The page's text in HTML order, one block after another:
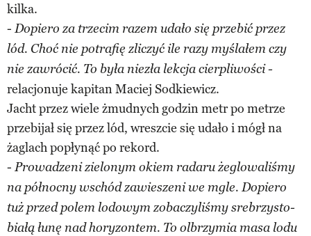
kilka.
-Dopiero za trzecim razem udało się przebić przez
lód. Choć nie potrafię zliczyć ile razy myślałem czy
nie zawrócić. To była niezła lekcja cierpliwości -
relacjonuje kapitan Maciej Sodkiewicz.
Jacht przez wiele żmudnych godzin metr po metrze
przebijał się przez lód, wreszcie się udało i mógł na
żaglach popłynąć po rekord.
- Prowadzeni zielonym okiem radaru żeglowaliśmy
na północny wschód zawieszeni we mgle. Dopiero
tuż przed polem lodowym zobaczyliśmy srebrzysto-
białą łunę nad horyzontem. To olbrzymia masa lodu